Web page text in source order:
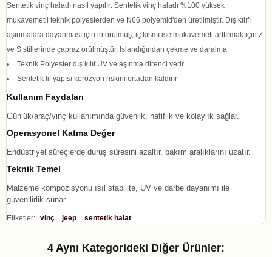
Sentetik vinç haladı nasıl yapılır: Sentetik vinç haladı %100 yüksek
mukavemetli teknik polyesterden ve N66 polyemid'den üretilmiştir. Dış kılıfı
aşınmalara dayanması için iri örülmüş, iç kısmı ise mukavemeti arttırmak için Z
ve S stillerinde çapraz örülmüştür. Islandığından çekme ve daralma
Teknik Polyester dış kılıf UV ve aşınma direnci verir
Sentetik lif yapısı korozyon riskini ortadan kaldırır
Kullanım Faydaları
Günlük/araç/vinç kullanımında güvenlik, hafiflik ve kolaylık sağlar.
Operasyonel Katma Değer
Endüstriyel süreçlerde duruş süresini azaltır, bakım aralıklarını uzatır.
Teknik Temel
Malzeme kompozisyonu ısıl stabilite, UV ve darbe dayanımı ile
güvenilirlik sunar.
Etiketler: vinç jeep sentetik halat
4 Aynı Kategorideki Diğer Ürünler: